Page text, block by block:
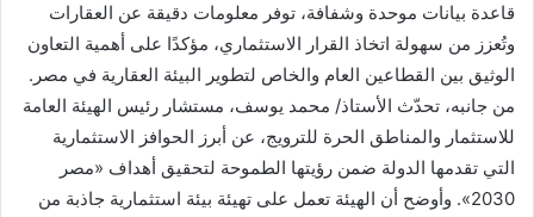
قاعدة بيانات موحدة وشفافة، توفر معلومات دقيقة عن العقارات
وتُعزز من سهولة اتخاذ القرار الاستثماري، مؤكدًا على أهمية التعاون
الوثيق بين القطاعين العام والخاص لتطوير البيئة العقارية في مصر.
من جانبه، تحدّث الأستاذ/ محمد يوسف، مستشار رئيس الهيئة العامة
للاستثمار والمناطق الحرة للترويج، عن أبرز الحوافز الاستثمارية
التي تقدمها الدولة ضمن رؤيتها الطموحة لتحقيق أهداف «مصر
2030». وأوضح أن الهيئة تعمل على تهيئة بيئة استثمارية جاذبة من